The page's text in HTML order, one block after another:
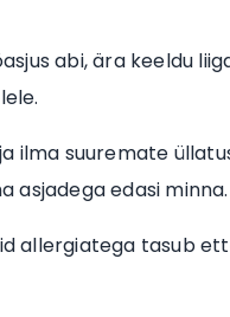
abi, ära keeldu
ilma suuremate
asjadega edasi minna.
allergiatega tasub